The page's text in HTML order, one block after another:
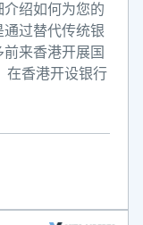
绍如何为您的
过替代传统银
来香港开展国
在香港开设银行